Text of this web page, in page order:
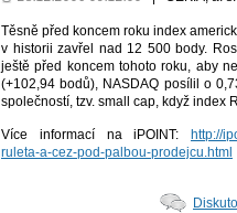
Těsně před koncem roku index
v historii zavřel nad 12 500 body.
ještě před koncem tohoto roku, aby
(+102,94 bodů), NASDAQ posílil o
společností, tzv. small cap, když index
Více informací na iPOINT:
http://
ruleta-a-cez-pod-palbou-prodejcu.html